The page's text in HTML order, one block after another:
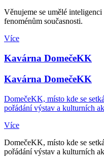
Věnujeme se umělé
fenoménům současnosti.
Více
Kavárna DomečeKK
Kavárna DomečeKK
DomečeKK, místo kde se
pořádání výstav a kulturních
Více
DomečeKK, místo kde se
pořádání výstav a kulturních